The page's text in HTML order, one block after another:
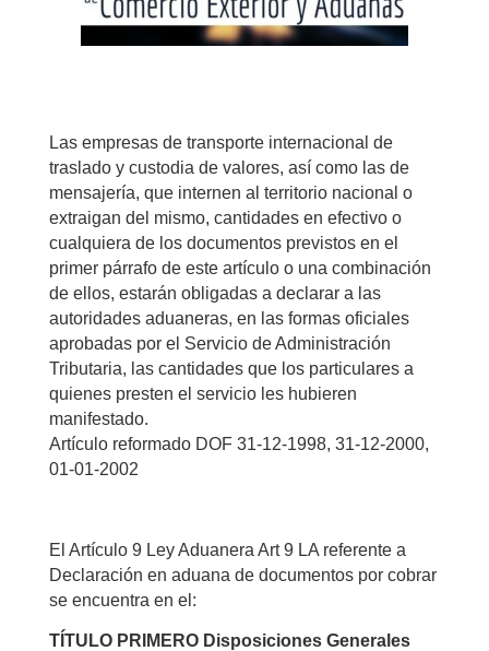
Las empresas de transporte internacional de
traslado y custodia de valores, así como las de
mensajería, que internen al territorio nacional o
extraigan del mismo, cantidades en efectivo o
cualquiera de los documentos previstos en el
primer párrafo de este artículo o una combinación
de ellos, estarán obligadas a declarar a las
autoridades aduaneras, en las formas oficiales
aprobadas por el Servicio de Administración
Tributaria, las cantidades que los particulares a
quienes presten el servicio les hubieren
manifestado.
Artículo reformado DOF 31-12-1998, 31-12-2000,
01-01-2002
El Artículo 9 Ley Aduanera Art 9 LA referente a
Declaración en aduana de documentos por cobrar
se encuentra en el:
TÍTULO PRIMERO Disposiciones Generales